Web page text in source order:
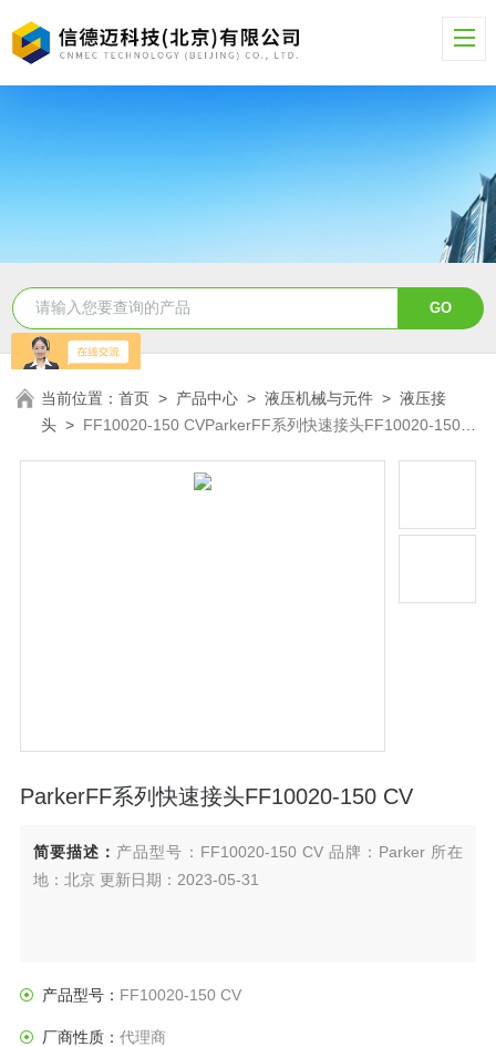
当前位置：首页 > 产品中心 >液压机械与元件 >液压接
头 > FF10020-150 CVParkerFF系列快速接头FF10020-150
ParkerFF系列快速接头FF10020-150 CV
简要描述： 产品型号：FF10020-150 CV 品牌：Parker 所在
地：北京 更新日期：2023-05-31
产品型号： FF10020-150 CV
厂商性质： 代理商